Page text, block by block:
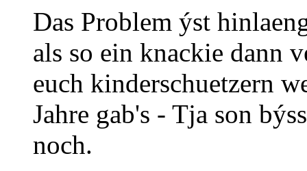
Das Problem ýst
als so ein knackie dann
euch kinderschuetzern
Jahre gab's - Tja son
noch.